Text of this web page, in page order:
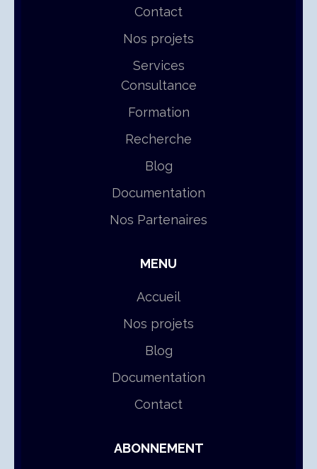
Contact
Nos projets
Services
Consultance
Formation
Recherche
Blog
Documentation
Nos Partenaires
MENU
Accueil
Nos projets
Blog
Documentation
Contact
ABONNEMENT